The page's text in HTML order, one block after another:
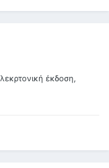
έκδοση,